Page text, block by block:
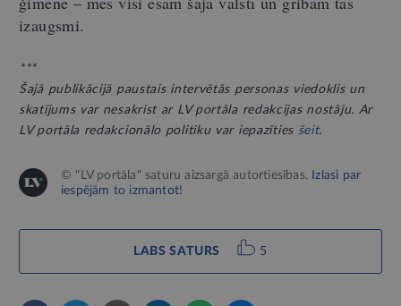
izaugsmi.
***
Šajā publikācijā paustais intervētās personas viedoklis un
skatījums var nesakrist ar LV portāla redakcijas nostāju. Ar
LV portāla redakcionālo politiku var iepazīties šeit.
© "LV portāla" saturu aizsargā autortiesības.
Izlasi par
iespējām to izmantot!
LABS SATURS 5